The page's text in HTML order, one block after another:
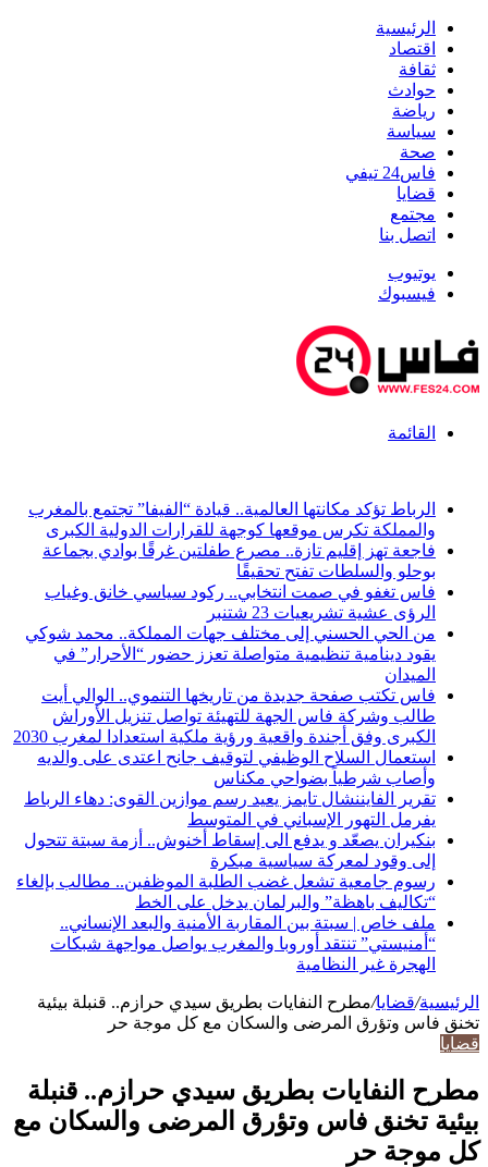
الرئيسية
اقتصاد
ثقافة
حوادث
رياضة
سياسة
صحة
فاس24 تيفي
قضايا
مجتمع
اتصل بنا
يوتيوب
فيسبوك
القائمة
الرباط تؤكد مكانتها العالمية.. قيادة “الفيفا” تجتمع بالمغرب
والمملكة تكرس موقعها كوجهة للقرارات الدولية الكبرى
فاجعة تهز إقليم تازة.. مصرع طفلتين غرقًا بوادي بجماعة
بوحلو والسلطات تفتح تحقيقًا
فاس تغفو في صمت انتخابي.. ركود سياسي خانق وغياب
الرؤى عشية تشريعيات 23 شتنبر
من الحي الحسني إلى مختلف جهات المملكة.. محمد شوكي
يقود دينامية تنظيمية متواصلة تعزز حضور “الأحرار” في
الميدان
فاس تكتب صفحة جديدة من تاريخها التنموي.. الوالي أيت
طالب وشركة فاس الجهة للتهيئة تواصل تنزيل الأوراش
الكبرى وفق أجندة واقعية ورؤية ملكية استعدادا لمغرب 2030
استعمال السلاح الوظيفي لتوقيف جانح اعتدى على والديه
وأصاب شرطياً بضواحي مكناس
تقرير الفايننشال تايمز يعيد رسم موازين القوى: دهاء الرباط
يفرمل التهور الإسباني في المتوسط
بنكيران يصعّد و يدفع الى إسقاط أخنوش.. أزمة سبتة تتحول
إلى وقود لمعركة سياسية مبكرة
رسوم جامعية تشعل غضب الطلبة الموظفين.. مطالب بإلغاء
“تكاليف باهظة” والبرلمان يدخل على الخط
ملف خاص | سبتة بين المقاربة الأمنية والبعد الإنساني..
“أمنيستي” تنتقد أوروبا والمغرب يواصل مواجهة شبكات
الهجرة غير النظامية
الرئيسية/قضايا/مطرح النفايات بطريق سيدي حرازم.. قنبلة بيئية
تخنق فاس وتؤرق المرضى والسكان مع كل موجة حر
قضايا
مطرح النفايات بطريق سيدي حرازم.. قنبلة
بيئية تخنق فاس وتؤرق المرضى والسكان مع
كل موجة حر